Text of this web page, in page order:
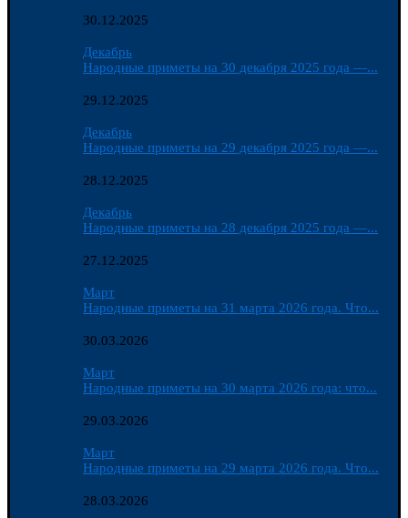
30.12.2025
Декабрь
Народные приметы на 30 декабря 2025 года —...
29.12.2025
Декабрь
Народные приметы на 29 декабря 2025 года —...
28.12.2025
Декабрь
Народные приметы на 28 декабря 2025 года —...
27.12.2025
Март
Народные приметы на 31 марта 2026 года. Что...
30.03.2026
Март
Народные приметы на 30 марта 2026 года: что...
29.03.2026
Март
Народные приметы на 29 марта 2026 года. Что...
28.03.2026